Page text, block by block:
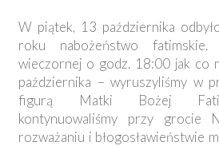
W piątek, 13 października
roku nabożeństwo
wieczornej o godz. 18:00 jak co
października – wyruszyliśmy w
figurą Matki Bożej
kontynuowaliśmy przy grocie
rozważaniu i błogosławieństwie